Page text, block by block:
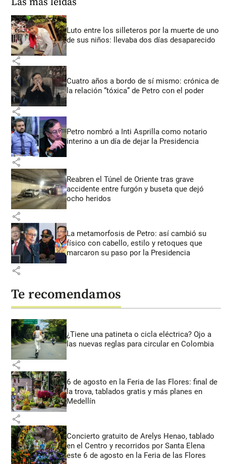
Luto entre los silleteros por la muerte de uno
de sus niños: llevaba dos días desaparecido
share
Cuatro años a bordo de sí mismo: crónica de
la relación “tóxica” de Petro con el poder
share
Petro nombró a Inti Asprilla como notario
interino a un día de dejar la Presidencia
share
Reabren el Túnel de Oriente tras grave
accidente entre furgón y buseta que dejó
ocho heridos
share
La metamorfosis de Petro: así cambió su
físico con cabello, estilo y retoques que
marcaron su paso por la Presidencia
share
Te recomendamos
¿Tiene una patineta o cicla eléctrica? Ojo a
las nuevas reglas para circular en Colombia
share
6 de agosto en la Feria de las Flores: final de
la trova, tablados gratis y más planes en
Medellín
share
Concierto gratuito de Arelys Henao, tablado
en el Centro y recorridos por Santa Elena
este 6 de agosto en la Feria de las Flores